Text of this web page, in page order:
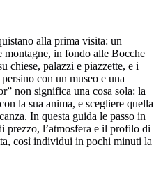
alla prima visita: un
montagne, in fondo alle Bocche
chiese, palazzi e piazzette, e i
con un museo e una
non significa una cosa sola: la
la sua anima, e scegliere quella
In questa guida le passo in
prezzo, l’atmosfera e il profilo di
così individui in pochi minuti la